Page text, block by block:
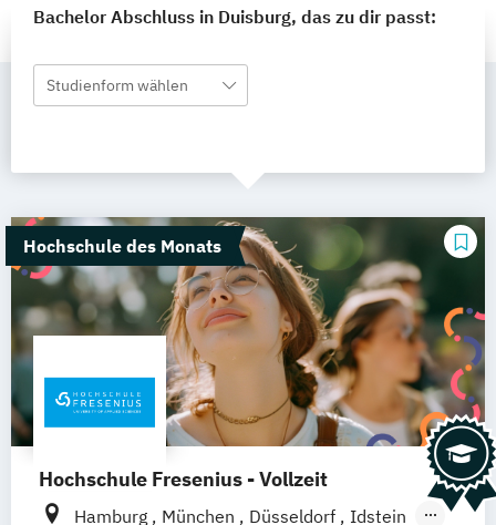
Bachelor Abschluss in Duisburg, das zu dir passt:
Studienform wählen
Hochschule des Monats
Hochschule Fresenius - Vollzeit
Hamburg München Düsseldorf
Idstein